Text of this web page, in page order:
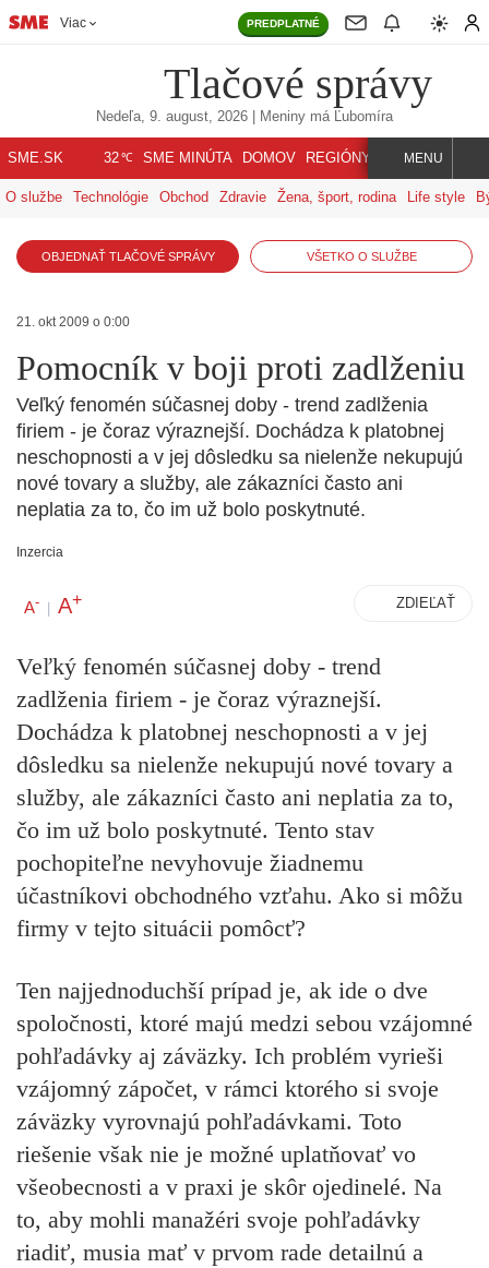
Viac PREDPLATNÉ
Tlačové správy
Nedeľa, 9. august, 2026 | Meniny má Ľubomíra
SME.SK 32℃ SME MINÚTA DOMOV REGIÓNY INDEX SVET
MENU
O službe Technológie Obchod Zdravie Žena, šport, rodina Life style
OBJEDNAŤ TLAČOVÉ SPRÁVY VŠETKO O SLUŽBE
21. okt 2009 o 0:00
Pomocník v boji proti zadlženiu
Veľký fenomén súčasnej doby - trend zadlženia
firiem - je čoraz výraznejší. Dochádza k platobnej
neschopnosti a v jej dôsledku sa nielenže nekupujú
nové tovary a služby, ale zákazníci často ani
neplatia za to, čo im už bolo poskytnuté.
Inzercia
A- | A+ ZDIEĽAŤ
Veľký fenomén súčasnej doby - trend
zadlženia firiem - je čoraz výraznejší.
Dochádza k platobnej neschopnosti a v jej
dôsledku sa nielenže nekupujú nové tovary a
služby, ale zákazníci často ani neplatia za to,
čo im už bolo poskytnuté. Tento stav
pochopiteľne nevyhovuje žiadnemu
účastníkovi obchodného vzťahu. Ako si môžu
firmy v tejto situácii pomôcť?
Ten najjednoduchší prípad je, ak ide o dve
spoločnosti, ktoré majú medzi sebou vzájomné
pohľadávky aj záväzky. Ich problém vyrieši
vzájomný zápočet, v rámci ktorého si svoje
záväzky vyrovnajú pohľadávkami. Toto
riešenie však nie je možné uplatňovať vo
všeobecnosti a v praxi je skôr ojedinelé. Na
to, aby mohli manažéri svoje pohľadávky
riadiť, musia mať v prvom rade detailnú a